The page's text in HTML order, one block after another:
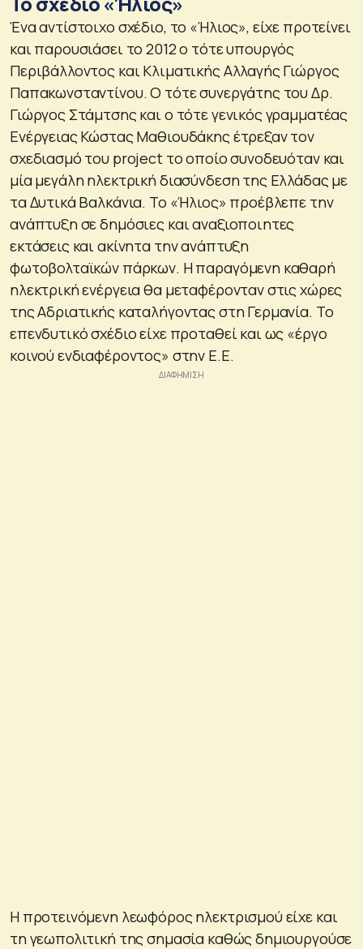
Ένα αντίστοιχο σχέδιο, το «Ήλιος», είχε προτείνει
και παρουσιάσει το 2012 ο τότε υπουργός
Περιβάλλοντος και Κλιματικής Αλλαγής Γιώργος
Παπακωνσταντίνου. Ο τότε συνεργάτης του Δρ.
Γιώργος Στάμτσης και ο τότε γενικός γραμματέας
Ενέργειας Κώστας Μαθιουδάκης έτρεξαν τον
σχεδιασμό του project το οποίο συνοδευόταν και
μία μεγάλη ηλεκτρική διασύνδεση της Ελλάδας με
τα Δυτικά Βαλκάνια. Το «Ήλιος» προέβλεπε την
ανάπτυξη σε δημόσιες και αναξιοποιητες
εκτάσεις και ακίνητα την ανάπτυξη
φωτοβολταϊκών πάρκων. Η παραγόμενη καθαρή
ηλεκτρική ενέργεια θα μεταφέρονταν στις χώρες
της Αδριατικής καταλήγοντας στη Γερμανία. Το
επενδυτικό σχέδιο είχε προταθεί και ως «έργο
κοινού ενδιαφέροντος» στην Ε.Ε.
Η προτεινόμενη λεωφόρος ηλεκτρισμού είχε και
τη γεωπολιτική της σημασία καθώς δημιουργούσε